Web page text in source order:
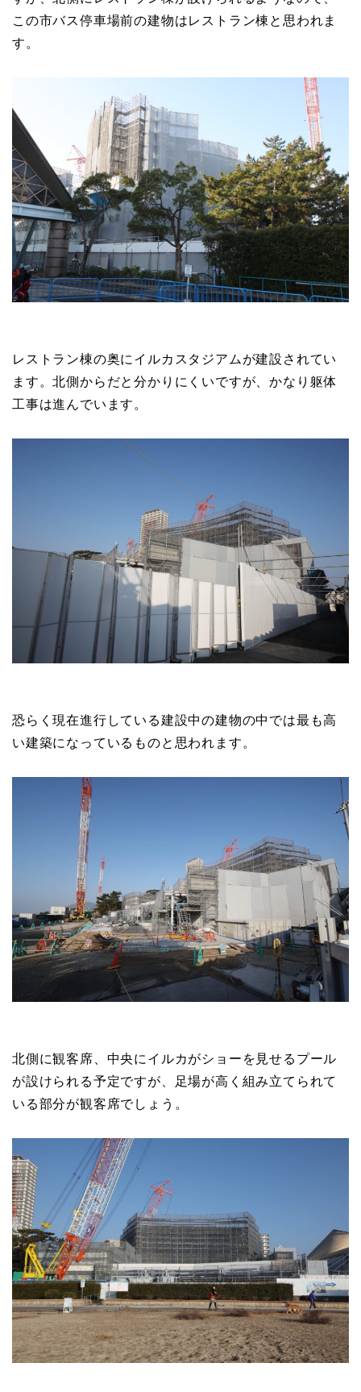
この市バス停車場前の建物はレストラン棟と思われま
す。
レストラン棟の奥にイルカスタジアムが建設されてい
ます。北側からだと分かりにくいですが、かなり躯体
工事は進んでいます。
恐らく現在進行している建設中の建物の中では最も高
い建築になっているものと思われます。
北側に観客席、中央にイルカがショーを見せるプール
が設けられる予定ですが、足場が高く組み立てられて
いる部分が観客席でしょう。